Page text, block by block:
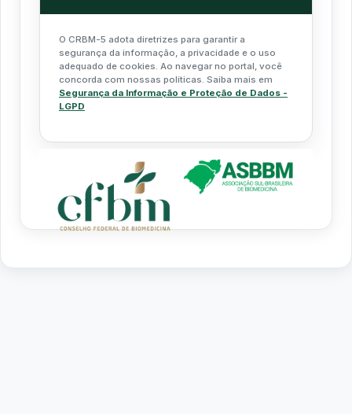
O CRBM-5 adota diretrizes para garantir a
segurança da informação, a privacidade e o uso
adequado de cookies. Ao navegar no portal, você
concorda com nossas políticas. Saiba mais em
Segurança da Informação e Proteção de Dados -
LGPD